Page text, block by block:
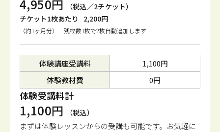
4,950円
（税込／2チケット）
チケット1枚あたり
2,200円
（約1ヶ月分） 残枚数1枚で2枚自動追加します
体験講座受講料
1,100円
体験教材費
0円
体験受講料計
1,100円 （税込）
まずは体験レッスンからの受講も可能です。 お気軽に